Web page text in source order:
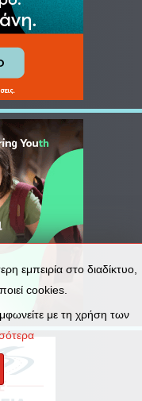
εμπειρία στο διαδίκτυο,
cookies.
με τη χρήση των